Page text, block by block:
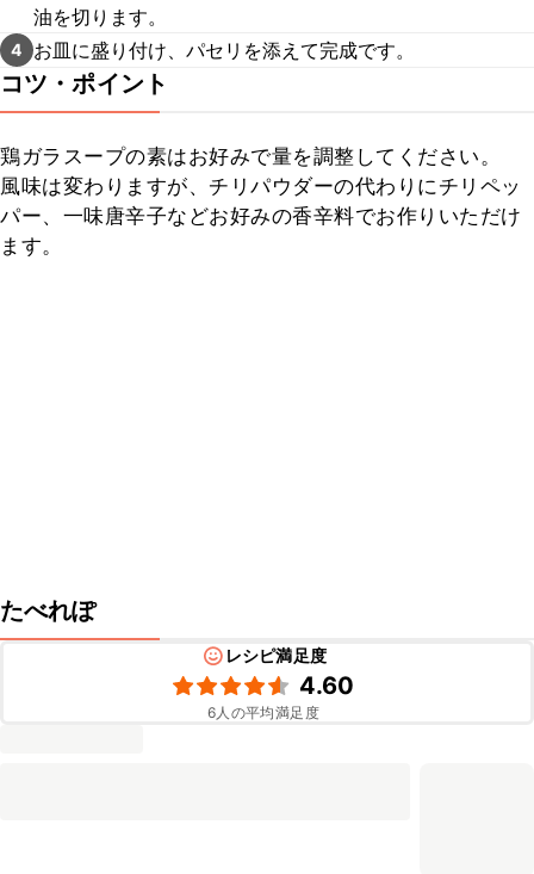
油を切ります。
4 お皿に盛り付け、パセリを添えて完成です。
コツ・ポイント
鶏ガラスープの素はお好みで量を調整してください。
風味は変わりますが、チリパウダーの代わりにチリペッ
パー、一味唐辛子などお好みの香辛料でお作りいただけ
ます。
たべれぽ
レシピ満足度
4.60
6人の平均満足度